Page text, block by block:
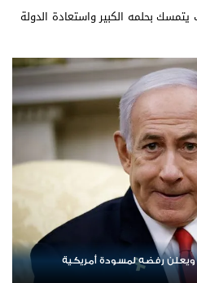
بحلمه الكبير واستعادة الدولة
تشن ضربات على جنوب لبنان